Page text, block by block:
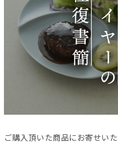
ご購入頂いた商品にお寄せい